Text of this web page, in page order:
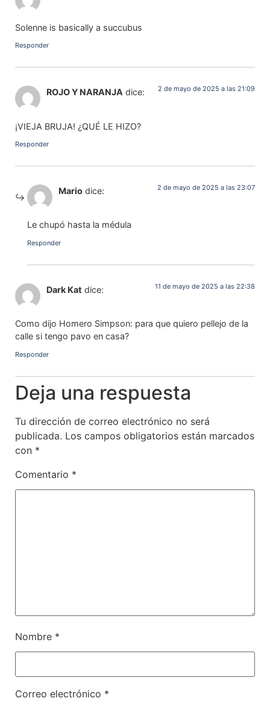
Solenne is basically a succubus
Responder
ROJO Y NARANJA dice: 2 de mayo de 2025 a las 21:09
¡VIEJA BRUJA! ¿QUÉ LE HIZO?
Responder
Mario dice: 2 de mayo de 2025 a las 23:07
Le chupó hasta la médula
Responder
Dark Kat dice: 11 de mayo de 2025 a las 22:38
Como dijo Homero Simpson: para que quiero pellejo de la
calle si tengo pavo en casa?
Responder
Deja una respuesta
Tu dirección de correo electrónico no será
publicada. Los campos obligatorios están marcados
con *
Comentario *
Nombre *
Correo electrónico *